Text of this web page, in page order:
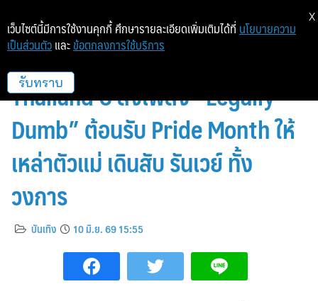
MellaMay จาก The Face
Thailand 6 ส่งเพลง “Legally
Dumb” ต้อนรับ Pride Month ให้
เหล่าตัวแม่ เดินสับ รันเวย์ ทั้ง
วงการ
บันเทิง 10 มิ.ย. 69 15:55
เว็บไซต์นี้มีการใช้งานคุกกี้ ศึกษารายละเอียดเพิ่มเติมได้ที่ นโยบายความ
เป็นส่วนตัว และ ข้อตกลงการใช้บริการ
รับทราบ
X